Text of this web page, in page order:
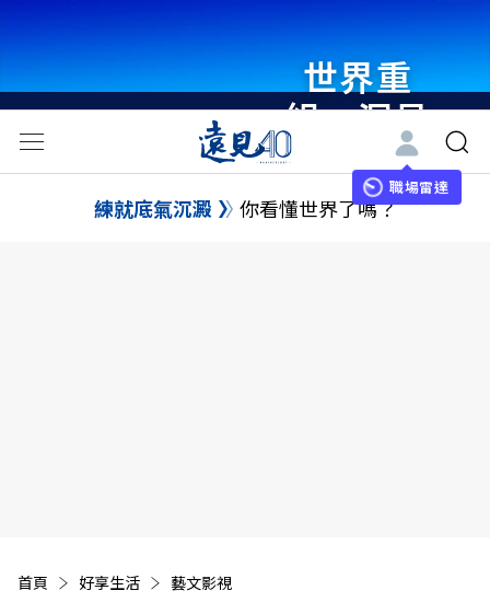
世界重
組・洞見
未來 與
世界領袖
職場雷達
練就底氣沉澱 你看懂世界了嗎？
首頁 好享生活 藝文影視